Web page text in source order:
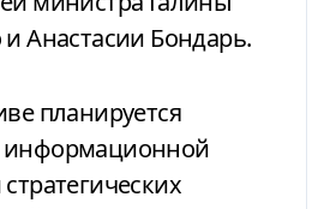
и Анастасии Бондарь.
планируется